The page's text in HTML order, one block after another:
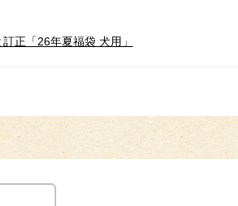
正「26年夏福袋 犬用」